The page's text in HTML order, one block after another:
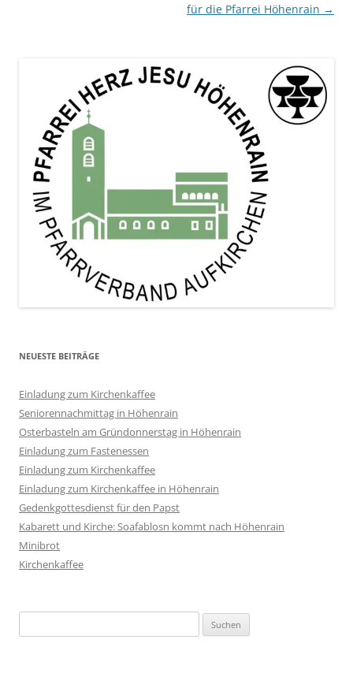
für die Pfarrei Höhenrain →
NEUESTE BEITRÄGE
Einladung zum Kirchenkaffee
Seniorennachmittag in Höhenrain
Osterbasteln am Gründonnerstag in Höhenrain
Einladung zum Fastenessen
Einladung zum Kirchenkaffee
Einladung zum Kirchenkaffee in Höhenrain
Gedenkgottesdienst für den Papst
Kabarett und Kirche: Soafablosn kommt nach Höhenrain
Minibrot
Kirchenkaffee
nach: